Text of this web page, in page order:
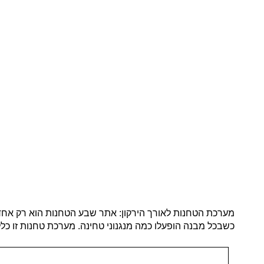
מערכת הטחנות לאורך הירקון: אתר שבע הטחנות הוא רק
כשבכל מבנה הופעלו כמה מנגנוני טחינה. מערכת טחנות זו